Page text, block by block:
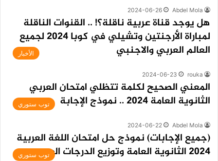
Abdel Mola
2024-06-26
هل يوجد قناة عربية ناقلة؟! .. القنوات الناقلة
لمباراة الأرجنتين وتشيلي في كوبا 2024 لجميع
العالم العربي والاجنبي
الأخبار
rouka
2024-06-23
المعني الصحيح لكلمة تتظلي امتحان العربي
الثانوية العامة 2024 .. نموذج الإجابة
توب ستوري
Abdel Mola
2024-06-22
(جميع الإجابات) نموذج حل امتحان اللغة العربية
2024 الثانوية العامة وتوزيع الدرجات العربي
توب ستوري